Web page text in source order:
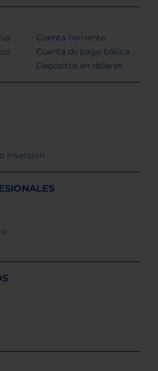
Cuenta corriente
Cuenta de pago básica
Depósitos en dólares
inversion